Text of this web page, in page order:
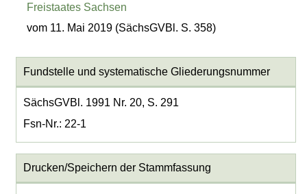
Freistaates Sachsen
vom 11. Mai 2019 (SächsGVBl. S. 358)
Fundstelle und systematische Gliederungsnummer
SächsGVBl. 1991 Nr. 20, S. 291
Fsn-Nr.: 22-1
Drucken/Speichern der Stammfassung